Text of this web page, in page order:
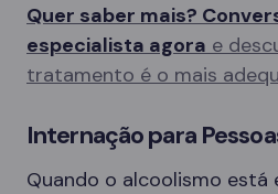
Quer saber mais?
especialista agora e
tratamento é o mais
Internação para
Quando o alcoolismo está